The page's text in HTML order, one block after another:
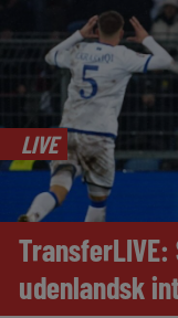
LIVE
udenlandsk